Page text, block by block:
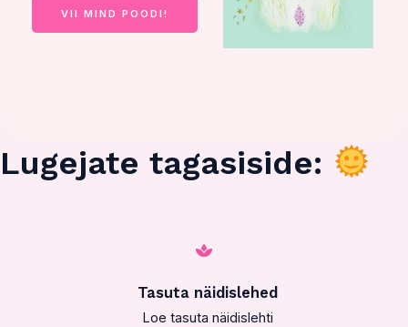
VII MIND POODI!
Lugejate tagasiside:
Tasuta näidislehed
Loe tasuta näidislehti